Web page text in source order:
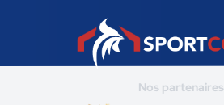
Nos partenaires